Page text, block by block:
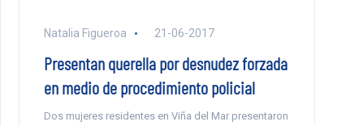
Natalia Figueroa 21-06-2017
Presentan querella por desnudez forzada
en medio de procedimiento policial
Dos mujeres residentes en Viña del Mar presentaron